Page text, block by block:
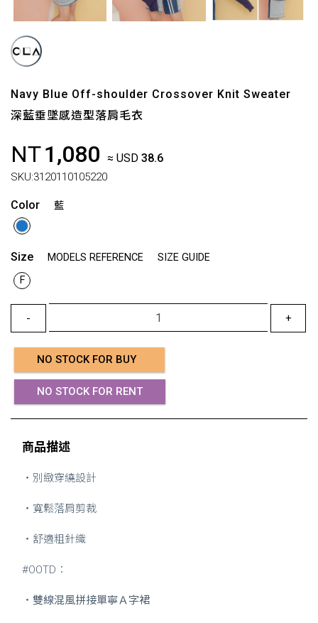
Navy Blue Off-shoulder Crossover Knit Sweater
深藍垂墜感造型落肩毛衣
NT1,080 ≈ USD 38.6
SKU:3120110105220
Color 藍
Size MODELS REFERENCE
SIZE GUIDE
F
- +
NO STOCK FOR BUY
NO STOCK FOR RENT
商品描述
・別緻穿繞設計
・寬鬆落肩剪裁
・舒適粗針織
#OOTD：
・ 雙線混風拼接單寧Ａ字裙